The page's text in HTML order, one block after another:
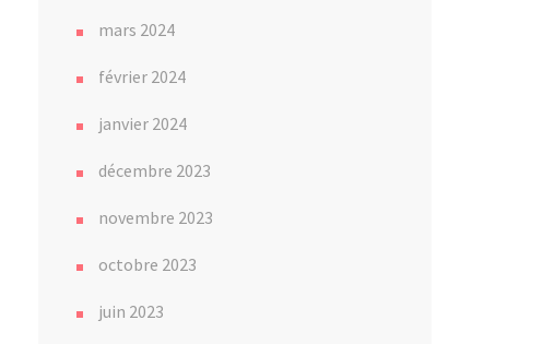
mars 2024
février 2024
janvier 2024
décembre 2023
novembre 2023
octobre 2023
juin 2023